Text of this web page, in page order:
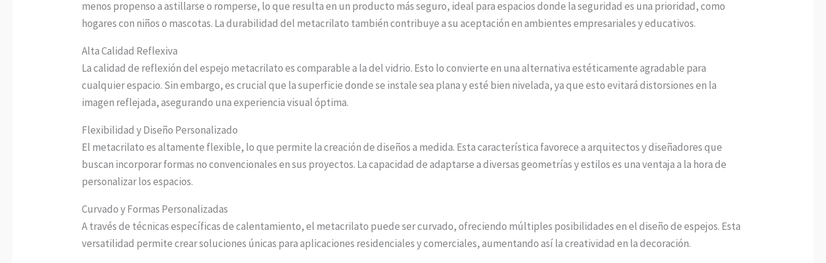
menos propenso a astillarse o romperse, lo que resulta en un producto más seguro, ideal para espacios donde la seguridad es una prioridad, como
hogares con niños o mascotas. La durabilidad del metacrilato también contribuye a su aceptación en ambientes empresariales y educativos.
Alta Calidad Reflexiva
La calidad de reflexión del espejo metacrilato es comparable a la del vidrio. Esto lo convierte en una alternativa estéticamente agradable para
cualquier espacio. Sin embargo, es crucial que la superficie donde se instale sea plana y esté bien nivelada, ya que esto evitará distorsiones en la
imagen reflejada, asegurando una experiencia visual óptima.
Flexibilidad y Diseño Personalizado
El metacrilato es altamente flexible, lo que permite la creación de diseños a medida. Esta característica favorece a arquitectos y diseñadores que
buscan incorporar formas no convencionales en sus proyectos. La capacidad de adaptarse a diversas geometrías y estilos es una ventaja a la hora de
personalizar los espacios.
Curvado y Formas Personalizadas
A través de técnicas específicas de calentamiento, el metacrilato puede ser curvado, ofreciendo múltiples posibilidades en el diseño de espejos. Esta
versatilidad permite crear soluciones únicas para aplicaciones residenciales y comerciales, aumentando así la creatividad en la decoración.